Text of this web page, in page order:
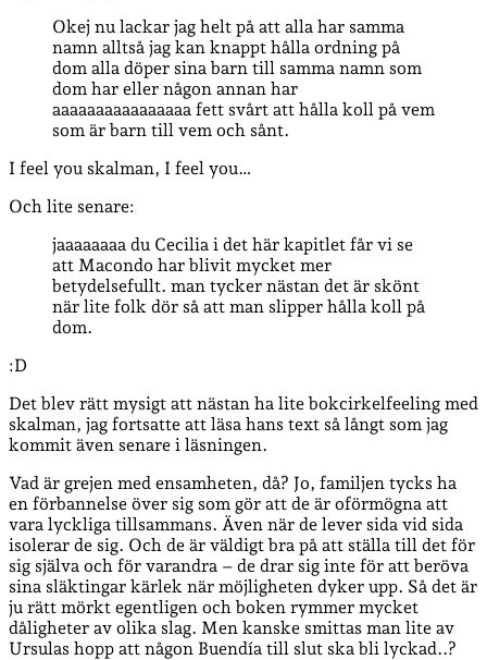
Okej nu lackar jag helt på att alla har samma
namn alltså jag kan knappt hålla ordning på
dom alla döper sina barn till samma namn som
dom har eller någon annan har
aaaaaaaaaaaaaaaa fett svårt att hålla koll på vem
som är barn till vem och sånt.
I feel you skalman, I feel you…
Och lite senare:
jaaaaaaaa du Cecilia i det här kapitlet får vi se
att Macondo har blivit mycket mer
betydelsefullt. man tycker nästan det är skönt
när lite folk dör så att man slipper hålla koll på
dom.
:D
Det blev rätt mysigt att nästan ha lite bokcirkelfeeling med
skalman, jag fortsatte att läsa hans text så långt som jag
kommit även senare i läsningen.
Vad är grejen med ensamheten, då? Jo, familjen tycks ha
en förbannelse över sig som gör att de är oförmögna att
vara lyckliga tillsammans. Även när de lever sida vid sida
isolerar de sig. Och de är väldigt bra på att ställa till det för
sig själva och för varandra – de drar sig inte för att beröva
sina släktingar kärlek när möjligheten dyker upp. Så det är
ju rätt mörkt egentligen och boken rymmer mycket
dåligheter av olika slag. Men kanske smittas man lite av
Ursulas hopp att någon Buendía till slut ska bli lyckad..?